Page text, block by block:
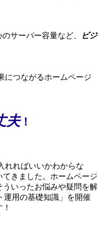
サーバー容量など、
ビジ
につながるホームページ
夫！
れればいいかわからな
きました。ホームページ
いったお悩みや疑問を解
運用の基礎知識」を開催